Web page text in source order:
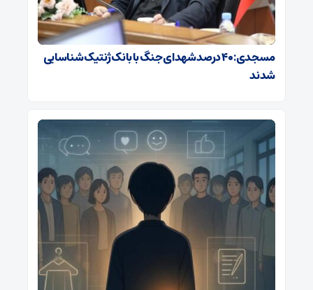
مسجدی: ۴۰ درصد شهدای جنگ با بانک ژنتیک شناسایی
شدند